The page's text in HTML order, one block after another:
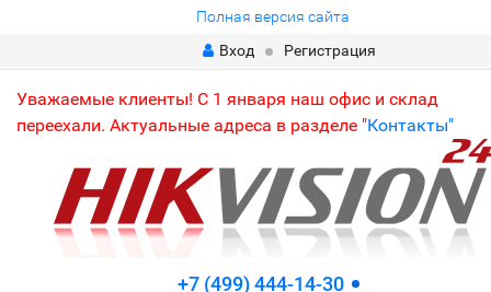
Полная версия сайта
Вход
Регистрация
Уважаемые клиенты! С 1 января наш офис и склад
переехали. Актуальные адреса в разделе "Контакты"
+7 (499) 444-14-30